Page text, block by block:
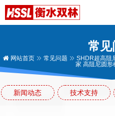
常见
网站首页 常见问题
SHDR超高阻
家 高阻尼圆形
新闻动态 技术支持